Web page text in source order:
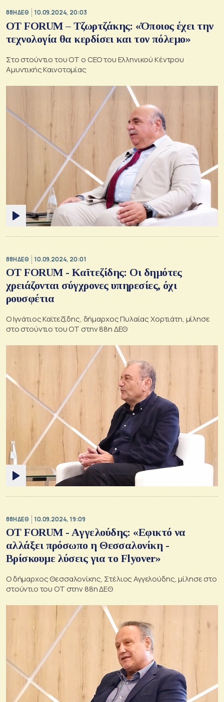
88Η ΔΕΘ 10.09.2024, 20:03
OT FORUM – Τζωρτζάκης: «Όποιος έχει την
τεχνολογία θα κερδίσει και τον πόλεμο»
Στο στούντιο του ΟΤ ο CEO του Ελληνικού Κέντρου
Αμυντικής Καινοτομίας
88Η ΔΕΘ 10.09.2024, 20:01
OT FORUM - Καϊτεζίδης: Οι δημότες
χρειάζονται σύγχρονες υπηρεσίες, όχι
ρουσφέτια
Ο Ιγνάτιος Καϊτεζίδης, δήμαρχος Πυλαίας Χορτιάτη, μίλησε
στο στούντιο του ΟΤ στην 88η ΔΕΘ
88Η ΔΕΘ 10.09.2024, 19:09
OT FORUM - Aγγελούδης: «Εφικτό να
αλλάξει πρόσωπο η Θεσσαλονίκη -
Βρίσκουμε λύσεις για το Flyover»
Ο δήμαρχος Θεσσαλονίκης, Στέλιος Αγγελούδης, μίλησε στο
στούντιο του ΟΤ στην 88η ΔΕΘ